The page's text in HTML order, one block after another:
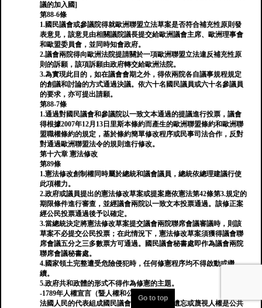
議的加入國]
第88-6條
1.國民議會或參議院得就歐洲聯盟立法草案是否符合補充性原則發
表意見，該意見由相關議院議長提交給歐洲議會主席、歐洲理事會
和歐盟委員會，並同時知會政府。
2.議會兩院得向歐洲法院提請關於一項歐洲聯盟立法違反補充性原
則的訴願，該項訴願由政府轉交給歐洲法院。
3.為實現此目的，如在議會會期之外，得依兩院各自議事規程規定
的創議和討論的方式通過決議。依六十名國民議員或六十名參議員
的要求，亦可提出請願。
第88-7條
1.通過對國民議會和參議院以一致文本通過的提議進行投票，議會
得根據2007年12月13日里斯本條約而產生的歐洲聯盟條約和歐洲聯
盟職權條約的規定，基於條約簡單修改程序或民事司法合作，反對
對通過歐洲聯盟法令的規則進行修改。
第十六章 憲法修改
第89條
1.憲法修改創制權同時屬於總統和議會議員，總統依總理建議行使
此項權力。
2.政府或議員提出的憲法修改草案或提案應依憲法第42條第3.規定的
期限條件進行審查，並經議會兩院以一致文本投票通過。該修正案
經公民投票通過後予以確定。
3.當總統決定將憲法修改草案提交議會兩院聯席會議審議時，則該
草案不必提交公民投票；在此情況下，憲法修改草案須獲得議會聯
席會議五分之三多數票方可通過。國民議會秘書處即作為議會兩院
聯席會議秘書處。
4.國家領土完整遭受危險侵犯時，任何修憲程序均不得啟動或繼
續。
5.政府共和政體的形式不得作為修憲的主題。
-1789年人權宣言（暨人權和公民權利宣言）
法國人民的代表組成國民議會，鑒於忽視、遺忘或蔑視人權是公共
Go to top